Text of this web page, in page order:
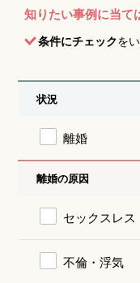
知りたい事例に当て
条件にチェックを
状況
離婚
離婚の原因
セックスレス
不倫・浮気